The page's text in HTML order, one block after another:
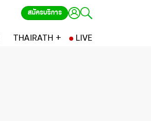
สมัครบริการ
THAIRATH + LIVE